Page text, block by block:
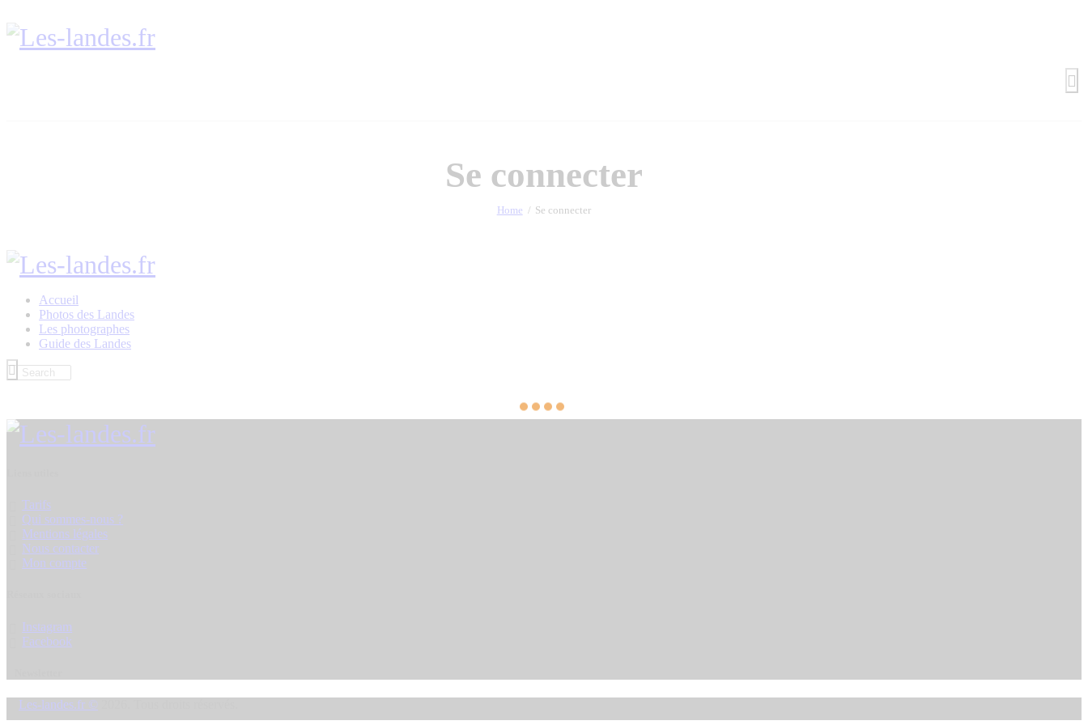
Se connecter
Home Se connecter
Accueil
Photos des Landes
Les photographes
Guide des Landes
Tarifs
Qui sommes-nous ?
Mentions légales
Nous contacter
Mon compte
Instagram
Facebook
Les-landes.fr ©